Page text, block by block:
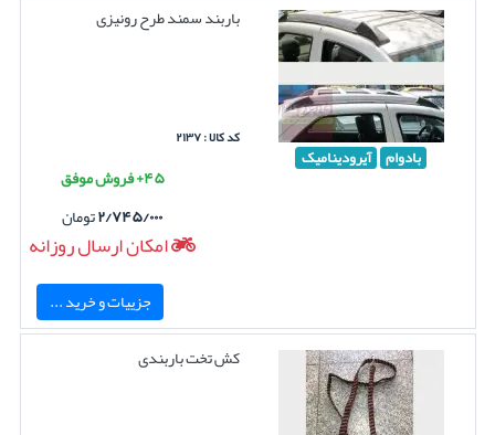
بادوام آیرودینامیک
باربند سمند طرح رونیزی
کد کالا : ۲۱۳۷
۴۵+ فروش موفق
۲/۷۴۵/۰۰۰تومان
امکان ارسال روزانه
جزییات و خرید ...
کش تخت باربندی